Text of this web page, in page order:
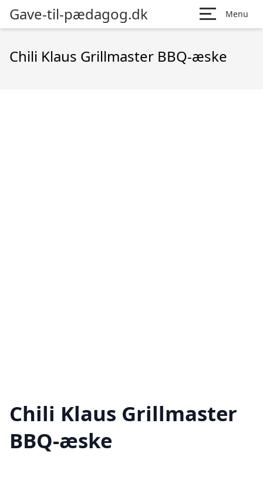
Gave-til-pædagog.dk Menu
Chili Klaus Grillmaster BBQ-æske
Chili Klaus Grillmaster
BBQ-æske